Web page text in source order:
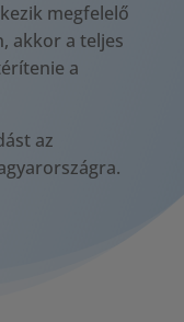
megfelelő
akkor a teljes
a
az